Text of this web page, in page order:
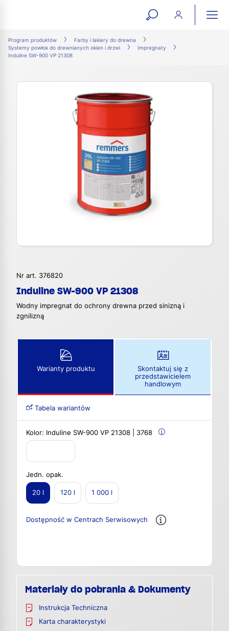
open
form
Program produktów
Farby i lakiery do drewna
Systemy powłok do drewnianych okien i drzwi
Impregnaty
Induline SW-900 VP 21308
Nr art. 376820
Induline SW-900 VP 21308
Wodny impregnat do ochrony drewna przed sinizną i
zgnilizną
Warianty produktu
Skontaktuj się z
przedstawicielem
handlowym
Tabela wariantów
Kolor: Induline SW-900 VP 21308 | 3768
Jedn. opak.
20 l 120 l 1 000 l
Dostępność w Centrach Serwisowych
Materiały do pobrania & Dokumenty
Instrukcja Techniczna
Karta charakterystyki